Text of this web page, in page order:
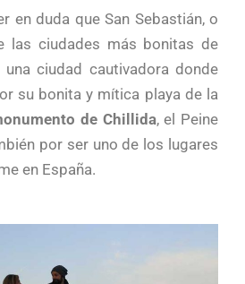
en duda que San Sebastián, o
las ciudades más bonitas de
una ciudad cautivadora donde
su bonita y mítica playa de la
de Chillida, el Peine
por ser uno de los lugares
en España.